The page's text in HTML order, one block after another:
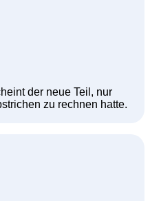
der neue Teil, nur
zu rechnen hatte.